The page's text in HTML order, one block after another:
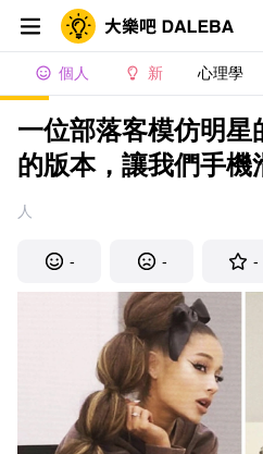
個人 新 心理學
一位部落客模仿明星
的版本，讓我們手機
人
- - -